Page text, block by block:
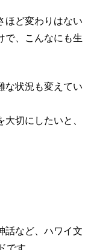
ほど変わりはない
で、こんなにも生
な状況も変えてい
切にしたいと、
話など、ハワイ文
です。